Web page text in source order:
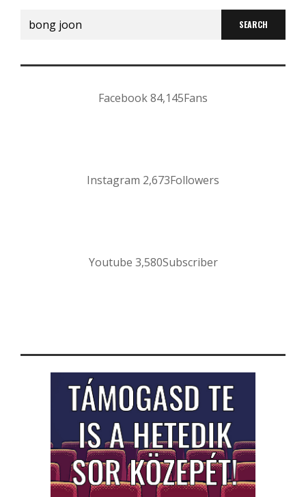
Search
for:
Facebook84,145Fans
Instagram 2,673Followers
Youtube 3,580Subscriber